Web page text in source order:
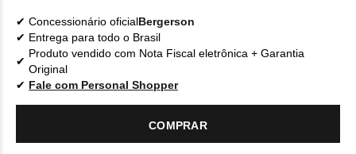
Concessionário oficialBergerson
Entrega para todo o Brasil
Produto vendido com Nota Fiscal eletrônica + Garantia
Original
Fale com Personal Shopper
COMPRAR